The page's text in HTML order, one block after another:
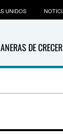
DE CRECER
UNIDOS